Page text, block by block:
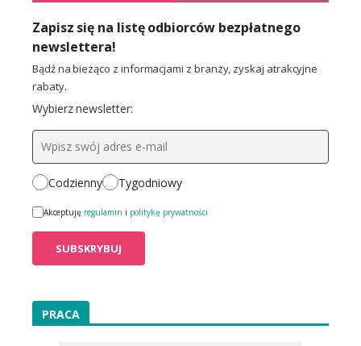
Zapisz się na listę odbiorców bezpłatnego
newslettera!
Bądź na bieżąco z informacjami z branży, zyskaj atrakcyjne
rabaty.
Wybierz newsletter:
Codzienny Tygodniowy
Akceptuję regulamin i politykę prywatności
PRACA